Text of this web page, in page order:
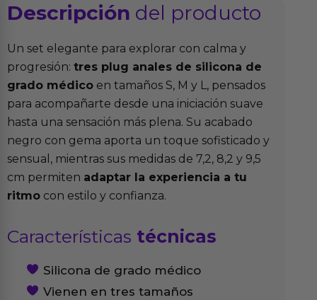
Descripción del producto
Un set elegante para explorar con calma y
progresión: tres plug anales de silicona de
grado médico en tamaños S, M y L, pensados
para acompañarte desde una iniciación suave
hasta una sensación más plena. Su acabado
negro con gema aporta un toque sofisticado y
sensual, mientras sus medidas de 7,2, 8,2 y 9,5
cm permiten adaptar la experiencia a tu
ritmo con estilo y confianza.
Características técnicas
Silicona de grado médico
Vienen en tres tamaños